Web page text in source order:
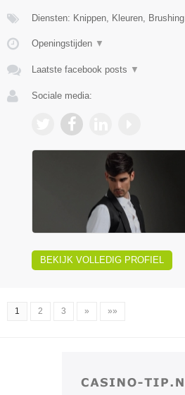
Diensten: Knippen, Kleuren, Brushing
Openingstijden ▼
Laatste facebook posts ▼
Sociale media:
BEKIJK VOLLEDIG PROFIEL
1 2 3 » »»